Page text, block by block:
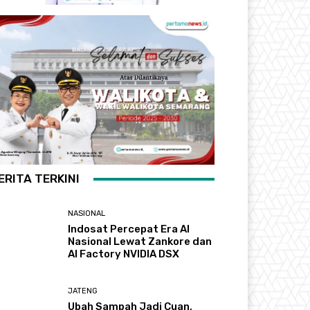
TERKINI
NASIONAL
Indosat Percepat Era AI
Nasional Lewat Zankore dan
AI Factory NVIDIA DSX
JATENG
Ubah Sampah Jadi Cuan,